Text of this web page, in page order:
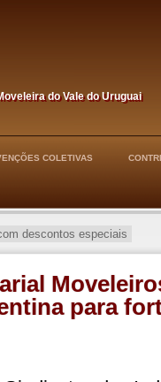
do Vale do Uruguai
COLETIVAS
descontos especiais
para